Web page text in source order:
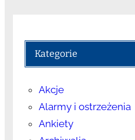
Kategorie
Akcje
Alarmy i ostrzeżenia
Ankiety